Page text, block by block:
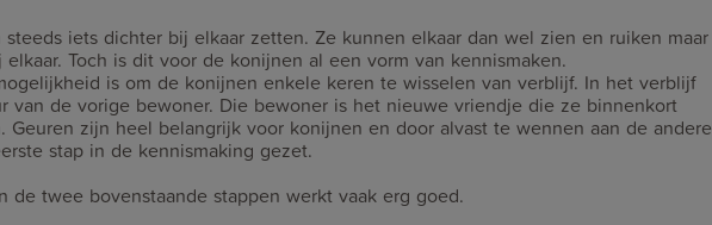
steeds iets dichter bij elkaar zetten. Ze kunnen elkaar dan wel zien en ruiken maar
Toch is dit voor de konijnen al een vorm van kennismaken.
is om de konijnen enkele keren te wisselen van verblijf. In het verblijf
van de vorige bewoner. Die bewoner is het nieuwe vriendje die ze binnenkort
Geuren zijn heel belangrijk voor konijnen en door alvast te wennen aan de andere
stap in de kennismaking gezet.
de twee bovenstaande stappen werkt vaak erg goed.